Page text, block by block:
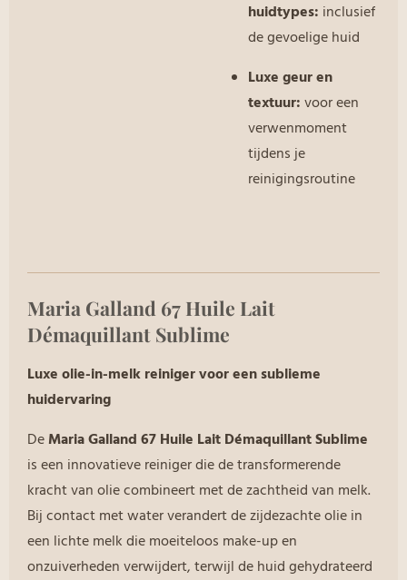
huidtypes: inclusief
de gevoelige huid
Luxe geur en
textuur:voor een
verwenmoment
tijdens je
reinigingsroutine
Maria Galland 67 Huile Lait
Démaquillant Sublime
Luxe olie-in-melk reiniger voor een sublieme
huidervaring
DeMaria Galland 67 Huile Lait Démaquillant Sublime
is een innovatieve reiniger die de transformerende
kracht van olie combineert met de zachtheid van melk.
Bij contact met water verandert de zijdezachte olie in
een lichte melk die moeiteloos make-up en
onzuiverheden verwijdert, terwijl de huid gehydrateerd